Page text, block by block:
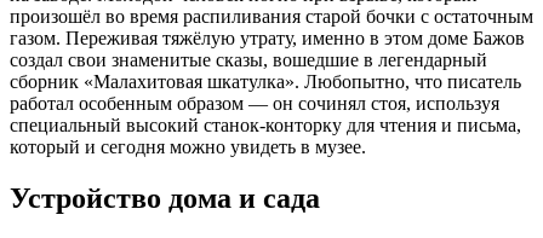
произошёл во время распиливания старой бочки с остаточным
газом. Переживая тяжёлую утрату, именно в этом доме Бажов
создал свои знаменитые сказы, вошедшие в легендарный
сборник «Малахитовая шкатулка». Любопытно, что писатель
работал особенным образом — он сочинял стоя, используя
специальный высокий станок-конторку для чтения и письма,
который и сегодня можно увидеть в музее.
Устройство дома и сада